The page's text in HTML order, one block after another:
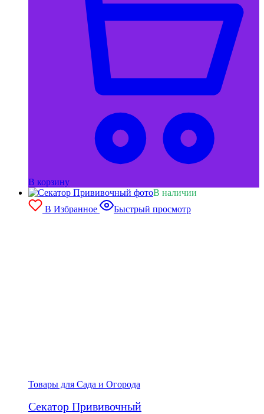
В корзину
В наличии
В Избранное
Быстрый просмотр
Товары для Сада и Огорода
Секатор Прививочный